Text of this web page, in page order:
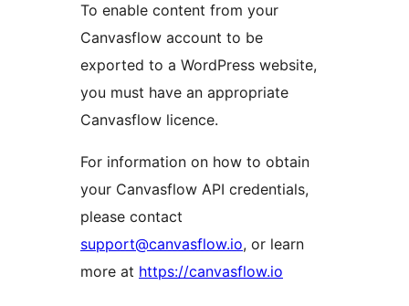
To enable content from your
Canvasflow account to be
exported to a WordPress website,
you must have an appropriate
Canvasflow licence.
For information on how to obtain
your Canvasflow API credentials,
please contact
support@canvasflow.io, or learn
more at https://canvasflow.io